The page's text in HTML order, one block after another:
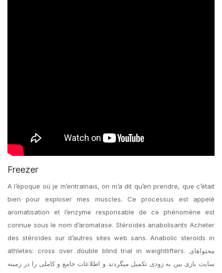
Freezer
A l’époque où je m’entrainais, on m’a dit qu’en prendre, que c’était
bien pour exploser mes muscles. Ce processus est appelé
aromatisation et l’enzyme responsable de ce phénomène est
connue sous le nom d’aromatase. Stéroïdes anabolisants Acheter
des stéroïdes sur d’autres sites web sans. Anabolic steroids in
athletes: cross over double blind trial in weightlifters. محتواهای
سایت بازی بین به زودی تکمیل میگردند و اطلاعات جامع و کاملی را در زمینه